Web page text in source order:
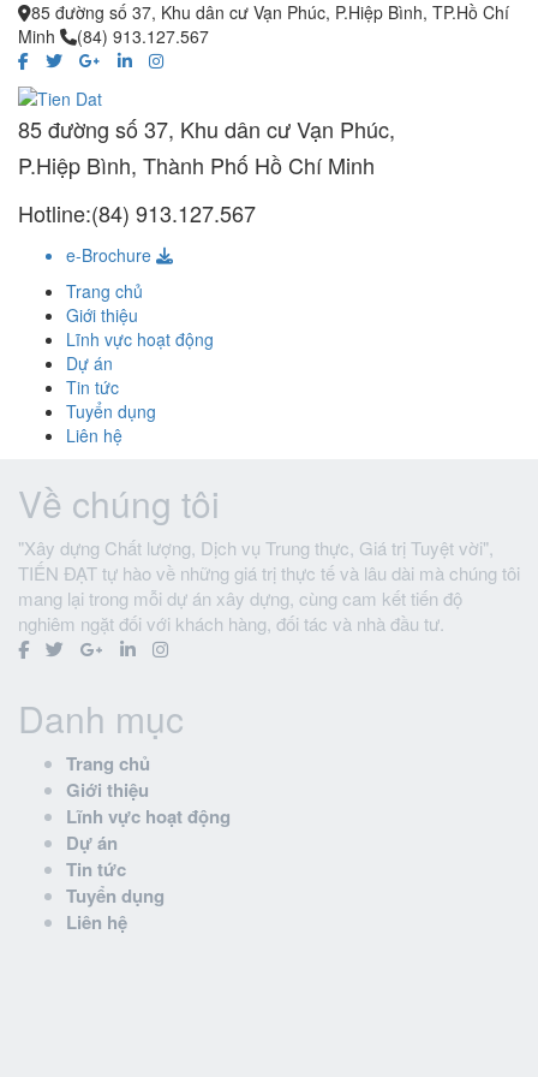
85 đường số 37, Khu dân cư Vạn Phúc, P.Hiệp Bình, TP.Hồ Chí
Minh
(84) 913.127.567
85 đường số 37, Khu dân cư Vạn Phúc,
P.Hiệp Bình, Thành Phố Hồ Chí Minh
Hotline:(84) 913.127.567
e-Brochure
Trang chủ
Giới thiệu
Lĩnh vực hoạt động
Dự án
Tin tức
Tuyển dụng
Liên hệ
Về chúng tôi
"Xây dựng Chất lượng, Dịch vụ Trung thực, Giá trị Tuyệt vời",
TIẾN ĐẠT tự hào về những giá trị thực tế và lâu dài mà chúng tôi
mang lại trong mỗi dự án xây dựng, cùng cam kết tiến độ
nghiêm ngặt đối với khách hàng, đối tác và nhà đầu tư.
Danh mục
Trang chủ
Giới thiệu
Lĩnh vực hoạt động
Dự án
Tin tức
Tuyển dụng
Liên hệ